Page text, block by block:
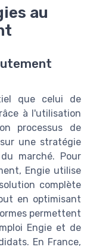
au
que celui de
à l'utilisation
processus de
une stratégie
marché. Pour
Engie utilise
complète
en optimisant
permettent
Engie et de
En France,